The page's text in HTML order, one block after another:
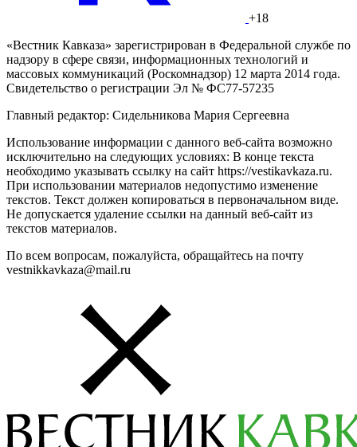
+18
«Вестник Кавказа» зарегистрирован в Федеральной службе по
надзору в сфере связи, информационных технологий и
массовых коммуникаций (Роскомнадзор) 12 марта 2014 года.
Свидетельство о регистрации Эл № ФС77-57235
Главный редактор: Сидельникова Мария Сергеевна
Использование информации с данного веб-сайта возможно
исключительно на следующих условиях: В конце текста
необходимо указывать ссылку на сайт https://vestikavkaza.ru.
При использовании материалов недопустимо изменение
текстов. Текст должен копироваться в первоначальном виде.
Не допускается удаление ссылки на данный веб-сайт из
текстов материалов.
По всем вопросам, пожалуйста, обращайтесь на почту
vestnikkavkaza@mail.ru